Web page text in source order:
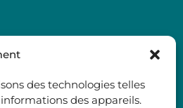
des technologies telles
des appareils.